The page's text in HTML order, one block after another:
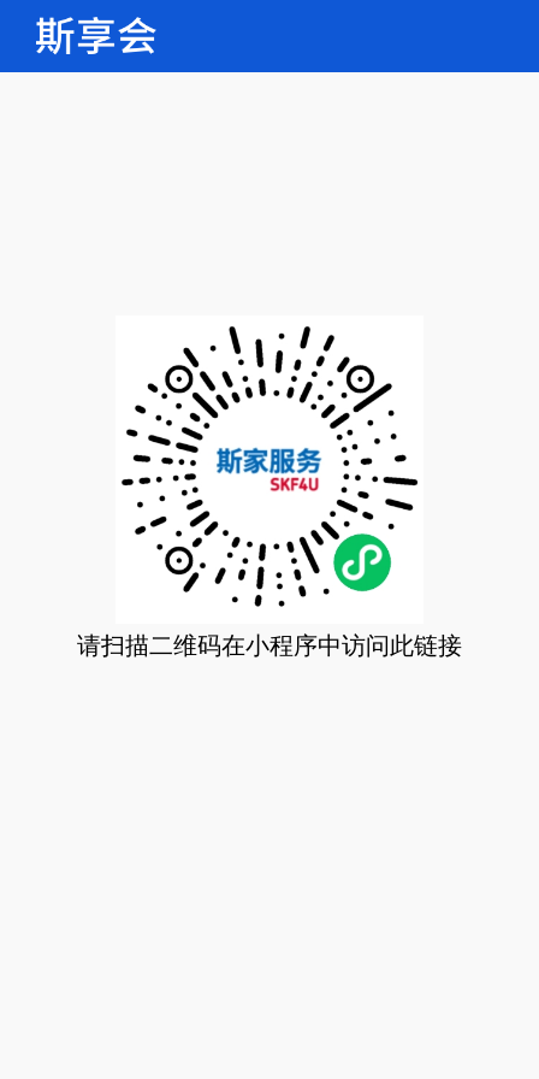
请扫描二维码在小程序中访问此链接